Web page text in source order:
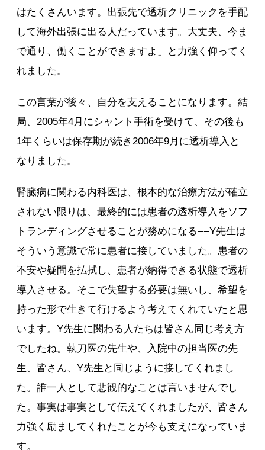
はたくさんいます。出張先で透析クリニックを手配
して海外出張に出る人だっています。大丈夫、今ま
で通り、働くことができますよ」と力強く仰ってく
れました。
この言葉が後々、自分を支えることになります。結
局、2005年4月にシャント手術を受けて、その後も
1年くらいは保存期が続き2006年9月に透析導入と
なりました。
腎臓病に関わる内科医は、根本的な治療方法が確立
されない限りは、最終的には患者の透析導入をソフ
トランディングさせることが務めになる−−Y先生は
そういう意識で常に患者に接していました。患者の
不安や疑問を払拭し、患者が納得できる状態で透析
導入させる。そこで失望する必要は無いし、希望を
持った形で生きて行けるよう考えてくれていたと思
います。Y先生に関わる人たちは皆さん同じ考え方
でしたね。執刀医の先生や、入院中の担当医の先
生、皆さん、Y先生と同じように接してくれまし
た。誰一人として悲観的なことは言いませんでし
た。事実は事実として伝えてくれましたが、皆さん
力強く励ましてくれたことが今も支えになっていま
す。